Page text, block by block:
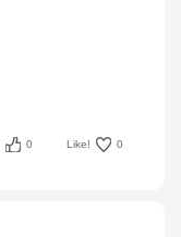
0 Like! 0